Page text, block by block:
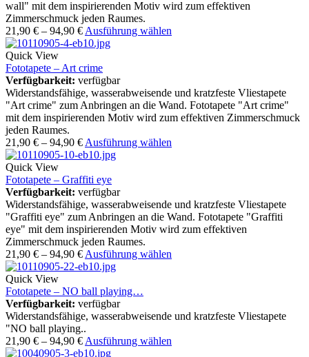
wall" mit dem inspirierenden Motiv wird zum effektiven
Zimmerschmuck jeden Raumes.
21,90 € – 94,90 € Ausführung wählen
Quick View
Fototapete – Art crime
Verfügbarkeit: verfügbar
Widerstandsfähige, wasserabweisende und kratzfeste Vliestapete
"Art crime" zum Anbringen an die Wand. Fototapete "Art crime"
mit dem inspirierenden Motiv wird zum effektiven Zimmerschmuck
jeden Raumes.
21,90 € – 94,90 € Ausführung wählen
Quick View
Fototapete – Graffiti eye
Verfügbarkeit: verfügbar
Widerstandsfähige, wasserabweisende und kratzfeste Vliestapete
"Graffiti eye" zum Anbringen an die Wand. Fototapete "Graffiti
eye" mit dem inspirierenden Motiv wird zum effektiven
Zimmerschmuck jeden Raumes.
21,90 € – 94,90 € Ausführung wählen
Quick View
Fototapete – NO ball playing…
Verfügbarkeit: verfügbar
Widerstandsfähige, wasserabweisende und kratzfeste Vliestapete
"NO ball playing..
21,90 € – 94,90 € Ausführung wählen